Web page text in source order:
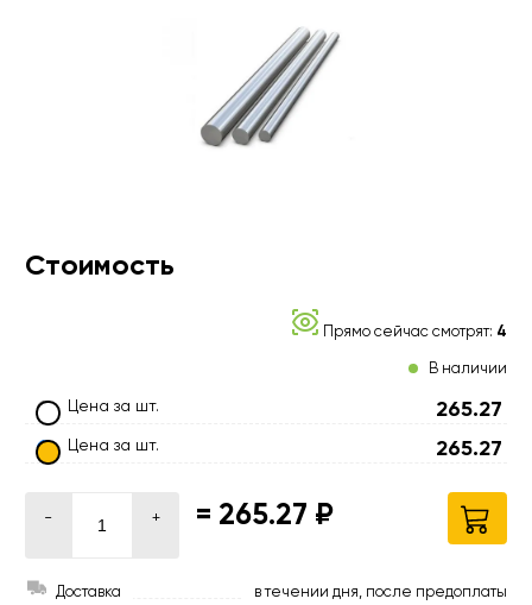
Стоимость
Прямо сейчас смотрят: 4
В наличии
Цена за шт. 265.27
Цена за шт. 265.27
- + = 265.27 ₽
Доставка в течении дня, после предоплаты